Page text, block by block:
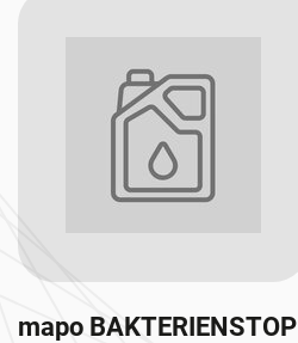
mapo BAKTERIENSTOP